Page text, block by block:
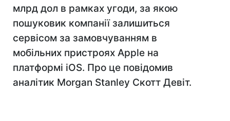
млрд дол в рамках угоди, за якою
пошуковик компанії залишиться
сервісом за замовчуванням в
мобільних пристроях Apple на
платформі iOS. Про це повідомив
аналітик Morgan Stanley Скотт Девіт.